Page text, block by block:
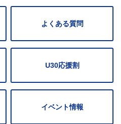
よくある質問
U30応援割
イベント情報